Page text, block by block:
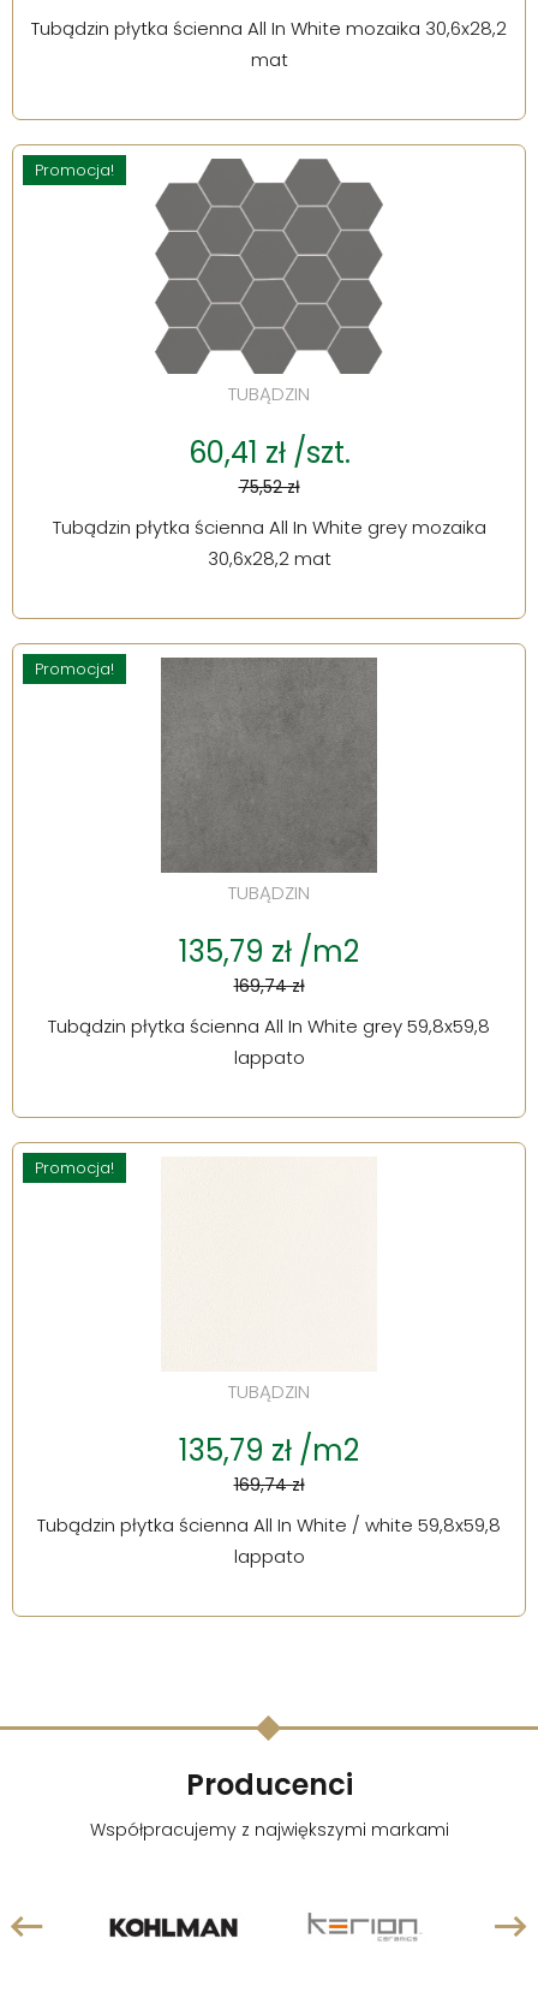
Tubądzin płytka ścienna All In White mozaika 30,6x28,2
mat
Promocja!
TUBĄDZIN
60,41 zł /szt.
75,52 zł
Tubądzin płytka ścienna All In White grey mozaika
30,6x28,2 mat
Promocja!
TUBĄDZIN
135,79 zł /m2
169,74 zł
Tubądzin płytka ścienna All In White grey 59,8x59,8
lappato
Promocja!
TUBĄDZIN
135,79 zł /m2
169,74 zł
Tubądzin płytka ścienna All In White / white 59,8x59,8
lappato
Producenci
Współpracujemy z największymi markami